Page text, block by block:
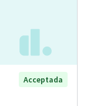
Acceptada